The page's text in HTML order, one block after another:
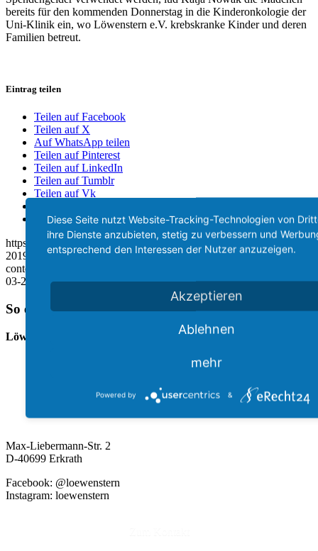
bereits für den kommenden Donnerstag in die Kinderonkologie der
Uni-Klinik ein, wo Löwenstern e.V. krebskranke Kinder und deren
Familien betreut.
Eintrag teilen
Teilen auf Facebook
Teilen auf X
Auf WhatsApp teilen
Teilen auf Pinterest
Teilen auf LinkedIn
Teilen auf Tumblr
Teilen auf Vk
Per E-Mail teilen
https://www.loewenstern-ev.de/wp-content/uploads/2019/03/signal-
2019-03-26-083334.jpeg 960 1280AdminLoewe /wp-
content/uploads/2020/08/Logo_Löwenstern.jpg
03-27 06:56:212020-11-24 12:42:19Musikperlen
So erreichen Sie uns
Löwenstern e.V.
Max-Liebermann-Str. 2
D-40699 Erkrath
Facebook: @loewenstern
Instagram: loewenstern
Diese Seite nutzt Website-Tracking-Technologien von
ihre Dienste anzubieten, stetig zu verbessern und
entsprechend den Interessen der Nutzer anzuzeigen.
Akzeptieren
Ablehnen
mehr
Powered by &